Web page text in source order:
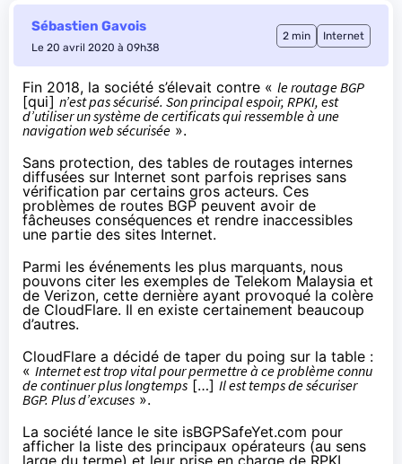
Sébastien Gavois
Le 20 avril 2020 à 09h38
2 min Internet
Fin 2018, la société s’élevait contre « le routage BGP
[qui] n’est pas sécurisé. Son principal espoir, RPKI, est
d’utiliser un système de certificats qui ressemble à une
navigation web sécurisée ».
Sans protection, des tables de routages internes
diffusées sur Internet sont parfois reprises sans
vérification par certains gros acteurs. Ces
problèmes de routes BGP peuvent avoir de
fâcheuses conséquences et rendre inaccessibles
une partie des sites Internet.
Parmi les événements les plus marquants, nous
pouvons citer les exemples de Telekom Malaysia et
de Verizon, cette dernière ayant provoqué la colère
de CloudFlare. Il en existe certainement beaucoup
d’autres.
CloudFlare a décidé de taper du poing sur la table :
« Internet est trop vital pour permettre à ce problème connu
de continuer plus longtemps […] Il est temps de sécuriser
BGP. Plus d’excuses ».
La société lance le site isBGPSafeYet.com pour
afficher la liste des principaux opérateurs (au sens